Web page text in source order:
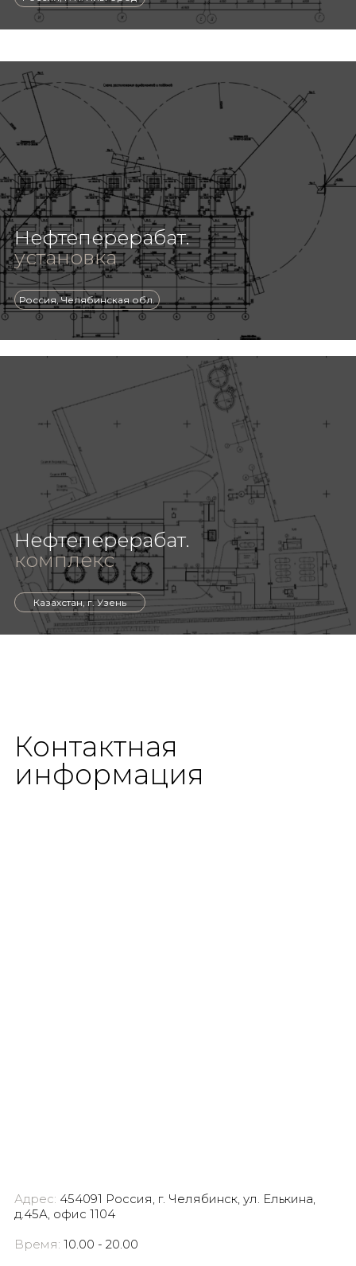
Россия, Челябинская обл.
Нефтеперерабат.
установка
Казахстан, г. Узень
Нефтеперерабат.
комплекс
Контактная
информация
Адрес: 454091 Россия, г. Челябинск, ул. Елькина,
д.45А, офис 1104
Время: 10.00 - 20.00